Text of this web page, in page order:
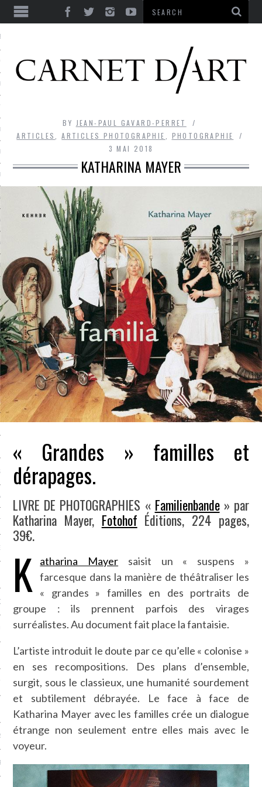
ULTIME
RIRE
LIBERTÉ
BEAUTÉ
FOLIE
BONHEUR
GUERRE
EN VOD
BY JEAN-PAUL GAVARD-PERRET
ARTICLES
,ARTICLES PHOTOGRAPHIE
PHOTOGRAPHIE
3 MAI 2018
KATHARINA MAYER
« Grandes » familles et
dérapages.
LIVRE DE PHOTOGRAPHIES « Familienbande» par
Katharina Mayer, Fotohof Éditions, 224 pages,
39€.
K atharina Mayer saisit un « suspens »
farcesque dans la manière de théâtraliser les
« grandes » familles en des portraits de
groupe : ils prennent parfois des virages
surréalistes. Au document fait place la fantaisie.
L’artiste introduit le doute par ce qu’elle « colonise »
en ses recompositions. Des plans d’ensemble,
surgit, sous le classieux, une humanité sourdement
et subtilement débrayée. Le face à face de
Katharina Mayer avec les familles crée un dialogue
étrange non seulement entre elles mais avec le
voyeur.